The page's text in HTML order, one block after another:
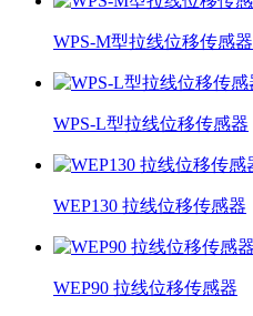
WPS-M型拉线位移传感器
WPS-L型拉线位移传感器
WEP130 拉线位移传感器
WEP90 拉线位移传感器